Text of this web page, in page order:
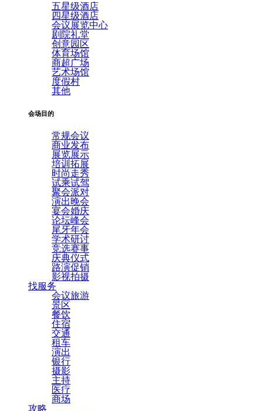
五星级酒店
四星级酒店
会议展览中心
剧院礼堂
创意园区
体育场馆
商超广场
艺术场馆
度假村
其他
会场目的
常规会议
商业发布
展览展示
培训拓展
时尚走秀
试乘试驾
聚会派对
演出晚会
宴会婚庆
论坛峰会
尾牙年会
学术研讨
竞选赛事
庆典仪式
路演促销
影视拍摄
找服务
会议旅游
景区
餐饮
住宿
交通
租车
演出
银行
摄影
主持
医疗
商场
攻略